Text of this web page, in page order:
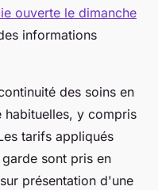
ouverte le dimanche
informations
des soins en
habituelles, y compris
tarifs appliqués
sont pris en
présentation d'une